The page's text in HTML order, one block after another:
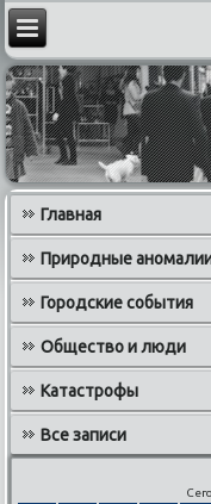
Главная
Природные
Городские события
Общество и люди
Катастрофы
Все записи